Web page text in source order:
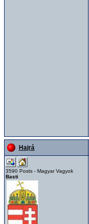
Hajrá
3590 Posts - Magyar Vagyok
Basti